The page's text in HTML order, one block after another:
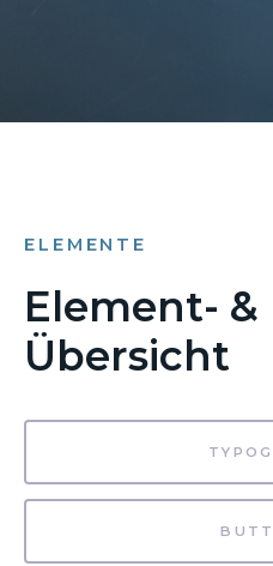
ELEMENTE
Element- &
Übersicht